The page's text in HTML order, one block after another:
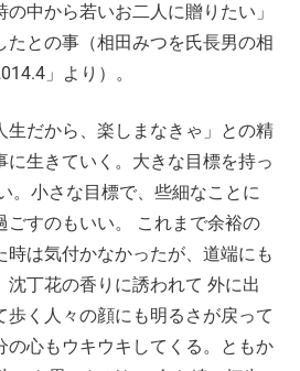
中から若いお二人に贈りたい」
たとの事（相田みつを氏長男の相
」より）。
生だから、楽しまなきゃ」との精
に生きていく。大きな目標を持っ
。小さな目標で、些細なことに
ごすのもいい。 これまで余裕の
時は気付かなかったが、道端にも
沈丁花の香りに誘われて 外に出
歩く人々の顔にも明るさが戻って
の心もウキウキしてくる。ともか